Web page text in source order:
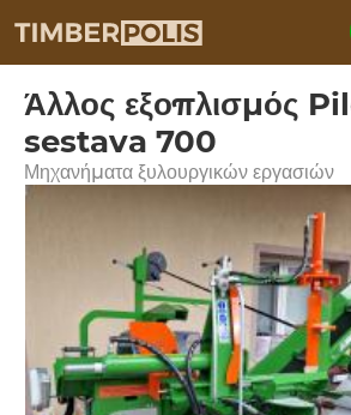
Άλλος εξοπλισμός
sestava 700
Μηχανήματα ξυλουργικών εργασιών